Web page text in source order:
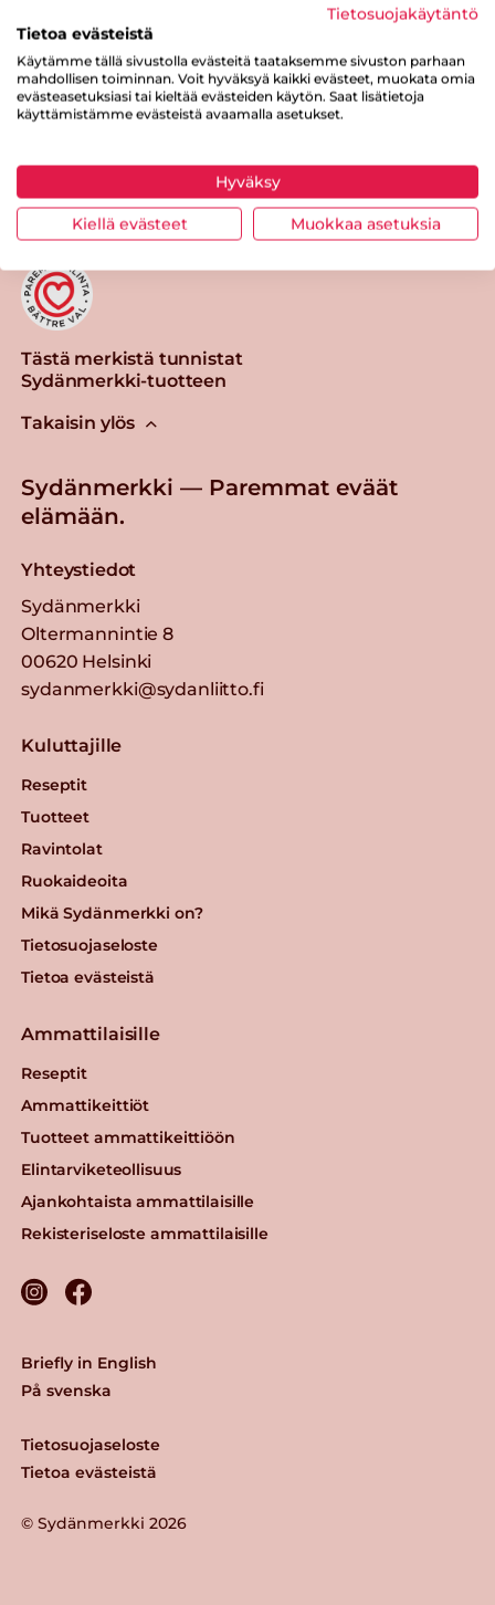
Suolaa 0.4 g
Tästä merkistä tunnistat
Sydänmerkki-tuotteen
Takaisin ylös
Sydänmerkki — Paremmat eväät
elämään.
Yhteystiedot
Sydänmerkki
Oltermannintie 8
00620 Helsinki
sydanmerkki@sydanliitto.fi
Kuluttajille
Reseptit
Tuotteet
Ravintolat
Ruokaideoita
Mikä Sydänmerkki on?
Tietosuojaseloste
Tietoa evästeistä
Ammattilaisille
Reseptit
Ammattikeittiöt
Tuotteet ammattikeittiöön
Elintarviketeollisuus
Ajankohtaista ammattilaisille
Rekisteriseloste ammattilaisille
© Sydänmerkki 2026
Tietosuojaseloste
Tietoa evästeistä
Briefly in English
På svenska
Tietosuojakäytäntö
Tietoa evästeistä
Käytämme tällä sivustolla evästeitä taataksemme sivuston parhaan
mahdollisen toiminnan. Voit hyväksyä kaikki evästeet, muokata omia
evästeasetuksiasi tai kieltää evästeiden käytön. Saat lisätietoja
käyttämistämme evästeistä avaamalla asetukset.
Hyväksy
Kiellä evästeet Muokkaa asetuksia